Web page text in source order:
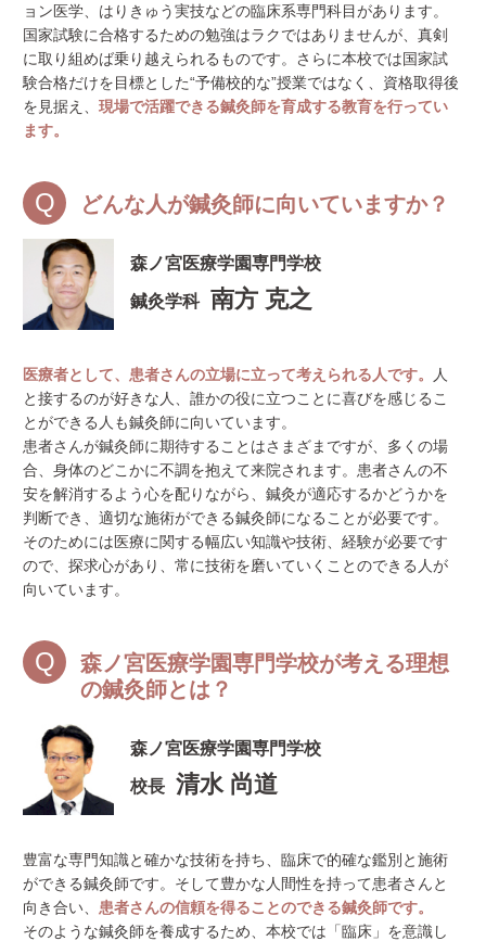
ョン医学、はりきゅう実技などの臨床系専門科目があります。
国家試験に合格するための勉強はラクではありませんが、真剣
に取り組めば乗り越えられるものです。さらに本校では国家試
験合格だけを目標とした“予備校的な”授業ではなく、資格取得後
を見据え、現場で活躍できる鍼灸師を育成する教育を行ってい
ます。
どんな人が鍼灸師に向いていますか？
森ノ宮医療学園専門学校
鍼灸学科 南方 克之
医療者として、患者さんの立場に立って考えられる人です。
人
と接するのが好きな人、誰かの役に立つことに喜びを感じるこ
とができる人も鍼灸師に向いています。
患者さんが鍼灸師に期待することはさまざまですが、多くの場
合、身体のどこかに不調を抱えて来院されます。患者さんの不
安を解消するよう心を配りながら、鍼灸が適応するかどうかを
判断でき、適切な施術ができる鍼灸師になることが必要です。
そのためには医療に関する幅広い知識や技術、経験が必要です
ので、探求心があり、常に技術を磨いていくことのできる人が
向いています。
森ノ宮医療学園専門学校が考える理想
の鍼灸師とは？
森ノ宮医療学園専門学校
校長 清水 尚道
豊富な専門知識と確かな技術を持ち、臨床で的確な鑑別と施術
ができる鍼灸師です。そして豊かな人間性を持って患者さんと
向き合い、 患者さんの信頼を得ることのできる鍼灸師です。
そのような鍼灸師を養成するため、本校では「臨床」を意識し